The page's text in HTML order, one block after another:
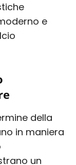
e
della
in maniera
un